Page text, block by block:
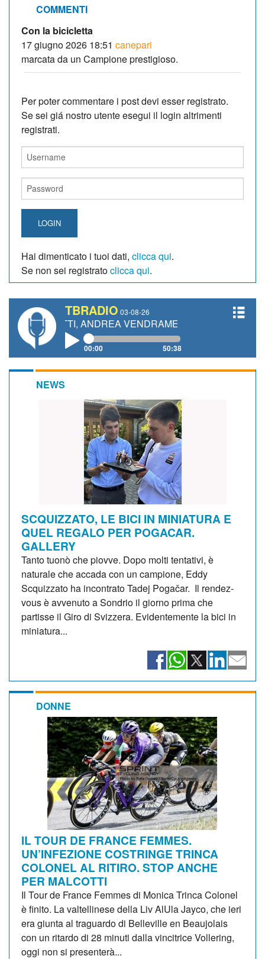
COMMENTI
Con la bicicletta
17 giugno 2026 18:51 canepari
marcata da un Campione prestigioso.
Per poter commentare i post devi esser registrato.
Se sei giá nostro utente esegui il login altrimenti
registrati.
LOGIN
Hai dimenticato i tuoi dati, clicca qui.
Se non sei registratoclicca qui.
TBRADIO 03-08-26
ANDREA VENDRAME, FILIPPO FIORELLI
00:00 50:38
NEWS
SCQUIZZATO, LE BICI IN MINIATURA E
QUEL REGALO PER POGACAR.
GALLERY
Tanto tuonò che piovve. Dopo molti tentativi, è
naturale che accada con un campione, Eddy
Scquizzato ha incontrato Tadej Pogačar. Il rendez-
vous è avvenuto a Sondrio il giorno prima che
partisse il Giro di Svizzera. Evidentemente la bici in
miniatura...
DONNE
IL TOUR DE FRANCE FEMMES.
UN’INFEZIONE COSTRINGE TRINCA
COLONEL AL RITIRO. STOP ANCHE
PER MALCOTTI
Il Tour de France Femmes di Monica Trinca Colonel
è finito. La valtellinese della Liv AlUla Jayco, che ieri
era giunta al traguardo di Belleville en Beaujolais
con un ritardo di 28 minuti dalla vincitrice Vollering,
oggi non si presenterà...